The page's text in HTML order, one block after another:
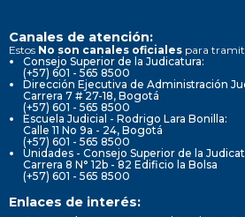
Canales de atención:
Estos No son canales oficiales para
Consejo Superior de la Judicatura:
(+57) 601 - 565 8500
Dirección Ejecutiva de Administración
Carrera 7 # 27-18, Bogotá
(+57) 601 - 565 8500
Escuela Judicial - Rodrigo Lara Bonilla:
Calle 11 No 9a - 24, Bogotá
(+57) 601 - 565 8500
Unidades - Consejo Superior de la
Carrera 8 N° 12b - 82 Edificio la Bolsa
(+57) 601 - 565 8500
Enlaces de interés: